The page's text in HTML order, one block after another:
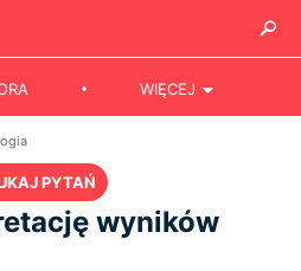
WIĘCEJ
PYTAŃ
wyników